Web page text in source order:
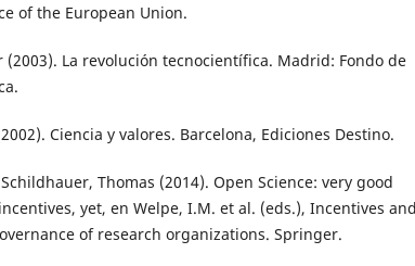
of the European Union.
(2003). La revolución tecnocientífica. Madrid: Fondo de
Ciencia y valores. Barcelona, Ediciones Destino.
Thomas (2014). Open Science: very good
yet, en Welpe, I.M. et al. (eds.), Incentives and
of research organizations. Springer.